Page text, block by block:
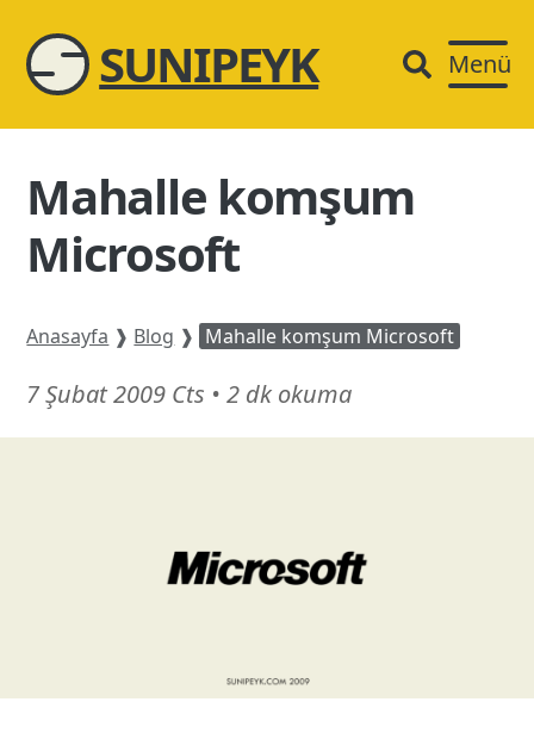
SUNIPEYK Menü
Mahalle komşum
Microsoft
Anasayfa ❱ Blog ❱ Mahalle komşum Microsoft
7 Şubat 2009 Cts 23
Nisan
• 2 dk okuma